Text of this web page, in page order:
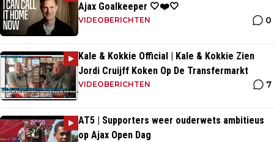
Ajax Goalkeeper 🤍❤️🤍
VIDEOBERICHTEN 0
Kale & Kokkie Official | Kale & Kokkie Zien
Jordi Cruijff Koken Op De Transfermarkt
VIDEOBERICHTEN 7
AT5 | Supporters weer ouderwets ambitieus
op Ajax Open Dag